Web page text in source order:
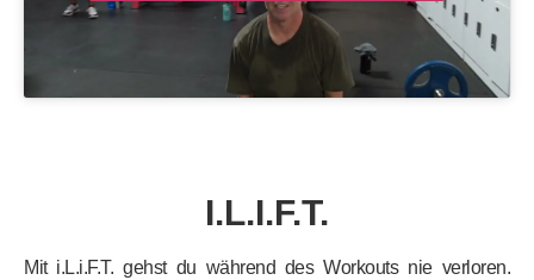
I.L.I.F.T.
Mit i.L.i.F.T. gehst du während des Workouts nie verloren.